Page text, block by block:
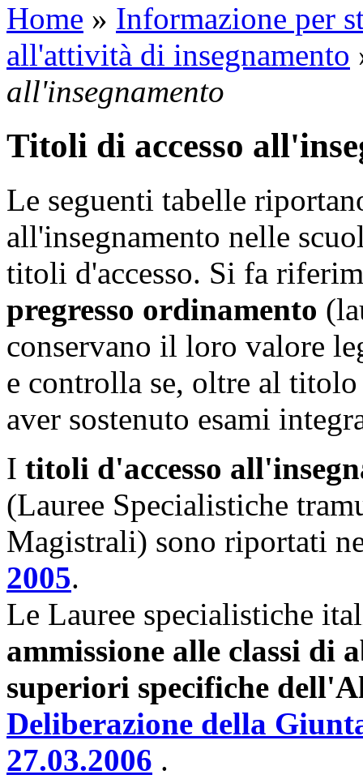
Home » Informazione per
all'attività di insegnamento
all'insegnamento
Titoli di accesso
Le seguenti tabelle
all'insegnamento nelle
titoli d'accesso. Si fa
pregresso ordinamento
conservano il loro valore
e controlla se, oltre al titolo
aver sostenuto esami
I titoli d'accesso
(Lauree Specialistiche
Magistrali) sono riportati
2005.
Le Lauree specialistiche
ammissione alle classi di
superiori specifiche
Deliberazione della
27.03.2006 .